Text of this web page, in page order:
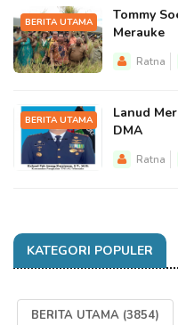
BERITA UTAMA
Tommy
Merauke
Ratna
BERITA UTAMA
Lanud
DMA
Ratna
KATEGORI POPULER
BERITA UTAMA (3854)